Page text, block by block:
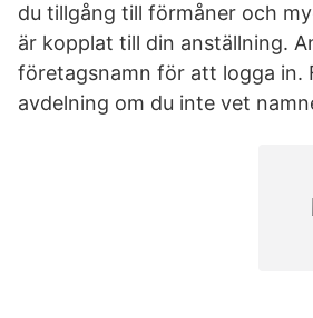
du tillgång till förmåner och
är kopplat till din anställning.
företagsnamn för att logga in.
avdelning om du inte vet